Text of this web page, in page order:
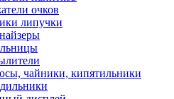
очков
липучки
чайники, кипятильники